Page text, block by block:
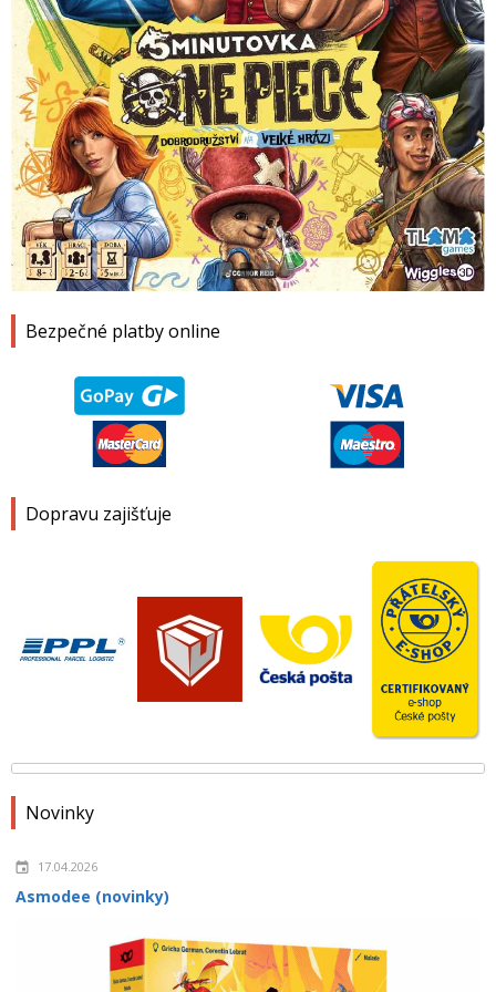
Bezpečné platby online
Dopravu zajišťuje
Novinky
17.04.2026
Asmodee (novinky)